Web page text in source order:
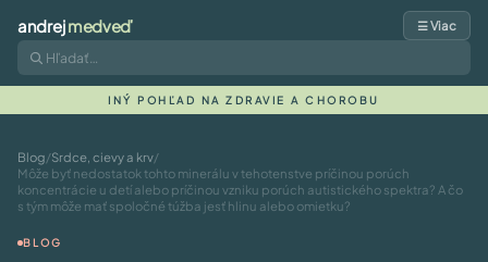
andrejmedveď ☰ Viac
INÝ POHĽAD NA ZDRAVIE A CHOROBU
Blog/Srdce, cievy a krv/
Môže byť nedostatok tohto minerálu v tehotenstve príčinou porúch
koncentrácie u detí alebo príčinou vzniku porúch autistického spektra? A čo
s tým môže mať spoločné túžba jesť hlinu alebo omietku?
BLOG